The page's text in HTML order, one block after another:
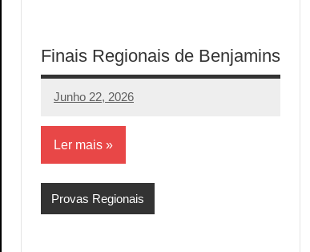
Finais Regionais de Benjamins
Junho 22, 2026
aeram
Sem
comentários
Ler mais
Provas Regionais